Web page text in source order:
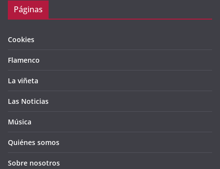
Páginas
Cookies
Flamenco
La viñeta
Las Noticias
Música
Quiénes somos
Sobre nosotros